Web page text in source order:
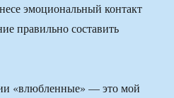
эмоциональный контакт
правильно составить
«влюбленные» — это мой